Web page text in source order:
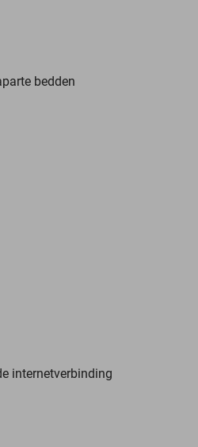
bedden
internetverbinding